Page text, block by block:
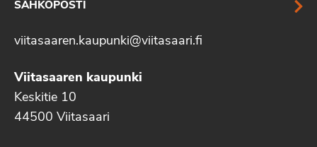
SÄHKÖPOSTI
viitasaaren.kaupunki@viitasaari.fi
Viitasaaren kaupunki
Keskitie 10
44500 Viitasaari